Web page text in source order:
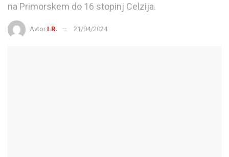
na Primorskem do 16 stopinj Celzija.
Avtor I.R. 21/04/2024